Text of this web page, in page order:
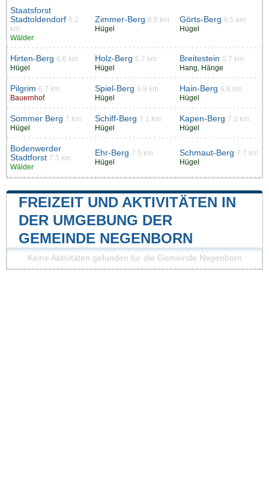
Staatsforst
Stadtoldendorf 6.2
km
Wälder
Zimmer-Berg 6.5 km
Hügel
Görts-Berg 6.5 km
Hügel
Hirten-Berg 6.6 km
Hügel
Holz-Berg 6.7 km
Hügel
Breitestein 6.7 km
Hang, Hänge
Pilgrim 6.7 km
Bauernhof
Spiel-Berg 6.8 km
Hügel
Hain-Berg 6.8 km
Hügel
Sommer Berg 7 km
Hügel
Schiff-Berg 7.1 km
Hügel
Kapen-Berg 7.3 km
Hügel
Bodenwerder
Stadtforst 7.5 km
Wälder
Ehr-Berg 7.5 km
Hügel
Schmaut-Berg 7.7 km
Hügel
FREIZEIT UND AKTIVITÄTEN IN
DER UMGEBUNG DER
GEMEINDE NEGENBORN
Keine Aktivitäten gefunden für die Gemeinde Negenborn